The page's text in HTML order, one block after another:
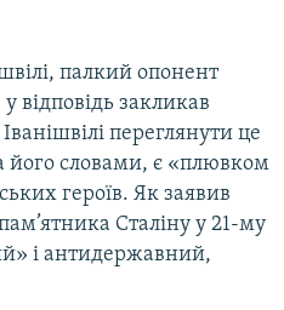
палкий опонент
відповідь закликав
переглянути це
його словами, є «плювком
героїв. Як заявив
Сталіну у 21-му
і антидержавний,